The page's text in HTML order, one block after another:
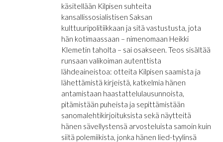
käsitellään Kilpisen suhteita
kansallissosialistisen Saksan
kulttuuripolitiikkaan ja sitä vastustusta, jota
hän kotimaassaan – nimenomaan Heikki
Klemetin taholta – sai osakseen. Teos sisältää
runsaan valikoiman autenttista
lähdeaineistoa: otteita Kilpisen saamista ja
lähettämistä kirjeistä, katkelmia hänen
antamistaan haastattelulausunnoista,
pitämistään puheista ja sepittämistään
sanomalehtikirjoituksista sekä näytteitä
hänen sävellystensä arvosteluista samoin kuin
siitä polemiikista, jonka hänen lied-tyylinsä